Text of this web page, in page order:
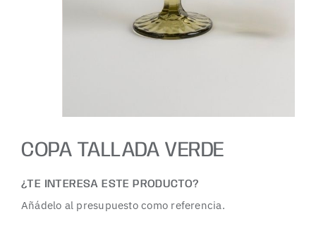
COPA TALLADA VERDE
¿TE INTERESA ESTE PRODUCTO?
Añádelo al presupuesto como referencia.